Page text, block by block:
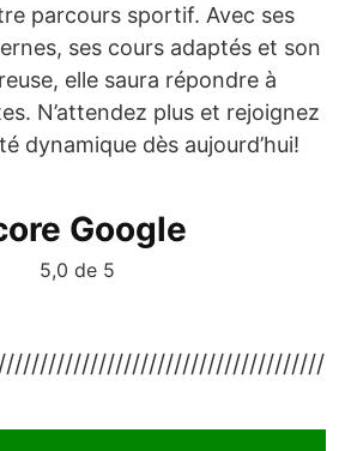
parcours sportif. Avec ses
ses cours adaptés et son
elle saura répondre à
N’attendez plus et rejoignez
dynamique dès aujourd’hui!
Google
5,0 de 5